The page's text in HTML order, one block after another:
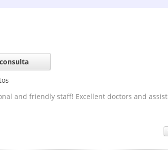
and friendly staff! Excellent doctors and